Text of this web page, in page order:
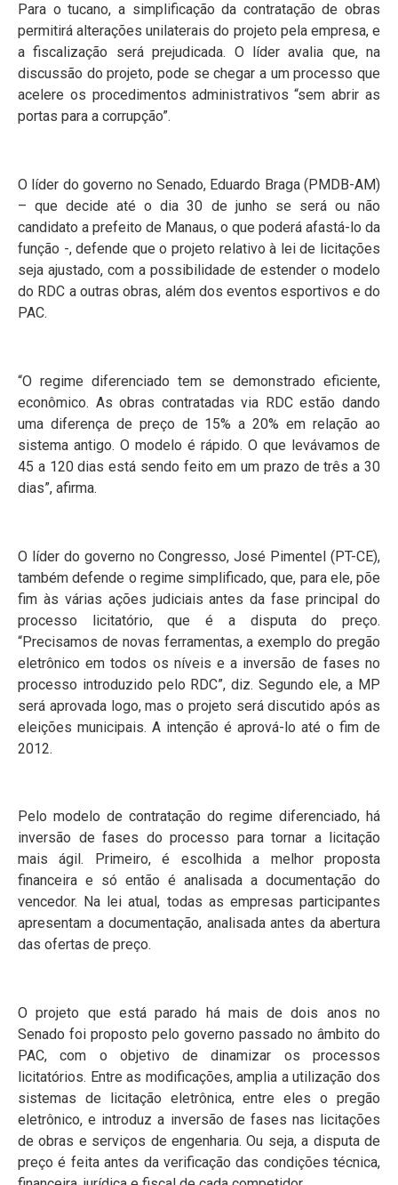
Para o tucano, a simplificação da contratação de obras
permitirá alterações unilaterais do projeto pela empresa, e
a fiscalização será prejudicada. O líder avalia que, na
discussão do projeto, pode se chegar a um processo que
acelere os procedimentos administrativos “sem abrir as
portas para a corrupção”.
O líder do governo no Senado, Eduardo Braga (PMDB-AM)
– que decide até o dia 30 de junho se será ou não
candidato a prefeito de Manaus, o que poderá afastá-lo da
função -, defende que o projeto relativo à lei de licitações
seja ajustado, com a possibilidade de estender o modelo
do RDC a outras obras, além dos eventos esportivos e do
PAC.
“O regime diferenciado tem se demonstrado eficiente,
econômico. As obras contratadas via RDC estão dando
uma diferença de preço de 15% a 20% em relação ao
sistema antigo. O modelo é rápido. O que levávamos de
45 a 120 dias está sendo feito em um prazo de três a 30
dias”, afirma.
O líder do governo no Congresso, José Pimentel (PT-CE),
também defende o regime simplificado, que, para ele, põe
fim às várias ações judiciais antes da fase principal do
processo licitatório, que é a disputa do preço.
“Precisamos de novas ferramentas, a exemplo do pregão
eletrônico em todos os níveis e a inversão de fases no
processo introduzido pelo RDC”, diz. Segundo ele, a MP
será aprovada logo, mas o projeto será discutido após as
eleições municipais. A intenção é aprová-lo até o fim de
2012.
Pelo modelo de contratação do regime diferenciado, há
inversão de fases do processo para tornar a licitação
mais ágil. Primeiro, é escolhida a melhor proposta
financeira e só então é analisada a documentação do
vencedor. Na lei atual, todas as empresas participantes
apresentam a documentação, analisada antes da abertura
das ofertas de preço.
O projeto que está parado há mais de dois anos no
Senado foi proposto pelo governo passado no âmbito do
PAC, com o objetivo de dinamizar os processos
licitatórios. Entre as modificações, amplia a utilização dos
sistemas de licitação eletrônica, entre eles o pregão
eletrônico, e introduz a inversão de fases nas licitações
de obras e serviços de engenharia. Ou seja, a disputa de
preço é feita antes da verificação das condições técnica,